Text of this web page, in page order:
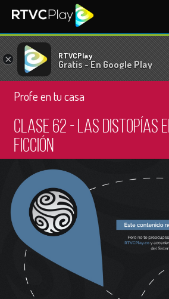
× RTVCPlay
Gratis - En Google Play
Profe en tu casa
Clase 62 - Las distopías
ficción